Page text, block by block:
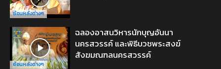
ย้อนหลังต่างๆ
ย้อนหลังต่างๆ
ฉลองอาสนวิหารนักบุญอันนา
นครสวรรค์ และพิธีบวชพระสงฆ์
สังฆมณฑลนครสวรรค์